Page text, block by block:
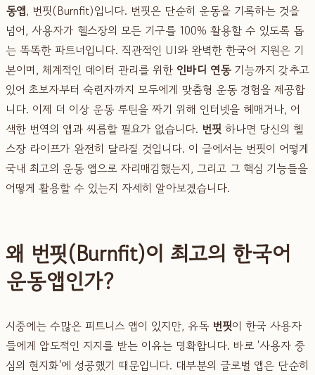
동앱, 번핏(Burnfit)입니다. 번핏은 단순히 운동을 기록하는 것을
넘어, 사용자가 헬스장의 모든 기구를 100% 활용할 수 있도록 돕
는 똑똑한 파트너입니다. 직관적인 UI와 완벽한 한국어 지원은 기
본이며, 체계적인 데이터 관리를 위한 인바디 연동기능까지 갖추고
있어 초보자부터 숙련자까지 모두에게 맞춤형 운동 경험을 제공합
니다. 이제 더 이상 운동 루틴을 짜기 위해 인터넷을 헤매거나, 어
색한 번역의 앱과 씨름할 필요가 없습니다. 번핏 하나면 당신의 헬
스장 라이프가 완전히 달라질 것입니다. 이 글에서는 번핏이 어떻게
국내 최고의 운동 앱으로 자리매김했는지, 그리고 그 핵심 기능들을
어떻게 활용할 수 있는지 자세히 알아보겠습니다.
왜 번핏(Burnfit)이 최고의 한국어
운동앱인가?
시중에는 수많은 피트니스 앱이 있지만, 유독 번핏이 한국 사용자
들에게 압도적인 지지를 받는 이유는 명확합니다. 바로 '사용자 중
심의 현지화'에 성공했기 때문입니다. 대부분의 글로벌 앱은 단순히